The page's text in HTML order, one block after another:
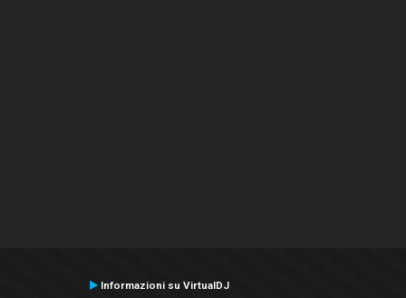
Informazioni su VirtualDJ